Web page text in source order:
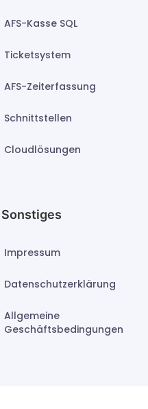
AFS-Kasse SQL
Ticketsystem
AFS-Zeiterfassung
Schnittstellen
Cloudlösungen
Sonstiges
Impressum
Datenschutzerklärung
Allgemeine
Geschäftsbedingungen